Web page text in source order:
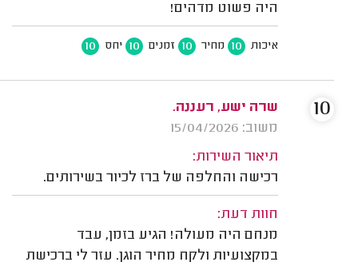
היה פשוט מדהים!
איכות 10 מחיר 10 זמנים 10 יחס 10
שרה ישע, רעננה.
משוב: 15/04/2026
תיאור השירות:
רכישה והחלפה של ברז לכיור בשירותים.
חוות דעת:
מנחם היה מעולה! הגיע בזמן, עבד
במקצועיות ולקח מחיר הוגן. עזר לי ברכישת
10